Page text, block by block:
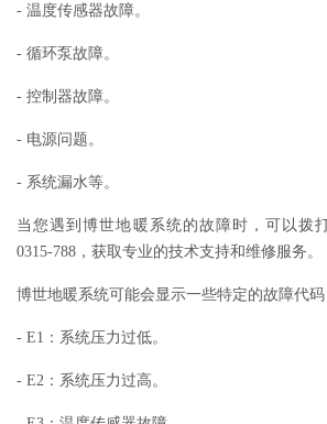
- 温度传感器故障。
- 循环泵故障。
- 控制器故障。
- 电源问题。
- 系统漏水等。
当您遇到博世地暖系统的故障时，可以拨
0315-788，获取专业的技术支持和维修服务。
博世地暖系统可能会显示一些特定的故障代码
- E1：系统压力过低。
- E2：系统压力过高。